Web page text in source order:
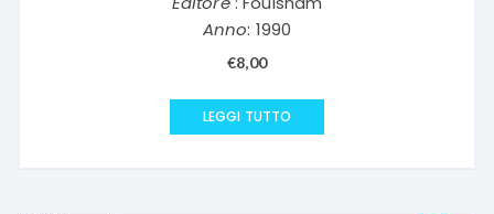
Anno: 1990
€8,00
LEGGI TUTTO